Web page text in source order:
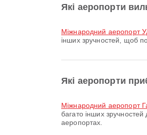
Які аеропорти
Міжнародний аеропорт
інших зручностей, щоб
Які аеропорти
Міжнародний аеропорт
багато інших
аеропортах.